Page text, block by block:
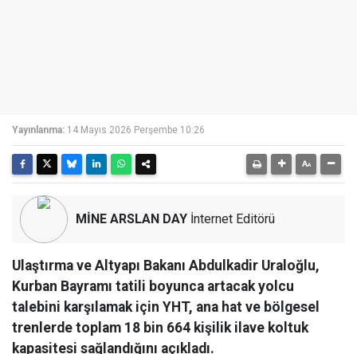
Yayınlanma: 14 Mayıs 2026 Perşembe 10:26
MİNE ARSLAN DAY İnternet Editörü
Ulaştırma ve Altyapı Bakanı Abdulkadir Uraloğlu,
Kurban Bayramı tatili boyunca artacak yolcu
talebini karşılamak için YHT, ana hat ve bölgesel
trenlerde toplam 18 bin 664 kişilik ilave koltuk
kapasitesi sağlandığını açıkladı.